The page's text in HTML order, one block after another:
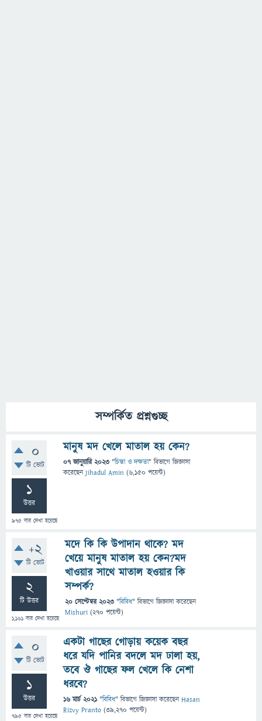
সম্পর্কিত প্রশ্নগুচ্ছ
0
টি ভোট
1
উত্তর
975 বার দেখা হয়েছে
মানুষ মদ খেলে মাতাল হয় কেন?
07 জানুয়ারি 2023 "চিন্তা ও দক্ষতা" বিভাগে জিজ্ঞাসা
করেছেনJihadul Amin (6,150 পয়েন্ট)
+2
টি ভোট
2
টি উত্তর
1,161 বার দেখা হয়েছে
মদে কি কি উপাদান থাকে? মদ
খেয়ে মানুষ মাতাল হয় কেন?মদ
খাওয়ার সাথে মাতাল হওয়ার কি
সম্পর্ক?
20 সেপ্টেম্বর 2023 "বিবিধ" বিভাগে জিজ্ঞাসাকরেছেন
Mishuri (270 পয়েন্ট)
0
টি ভোট
1
উত্তর
795 বার দেখা হয়েছে
একটা গাছের গোড়ায় কয়েক বছর
ধরে যদি পানির বদলে মদ ঢালা হয়,
তবে ঔ গাছের ফল খেলে কি নেশা
ধরবে?
16 মার্চ 2021 "বিবিধ" বিভাগে জিজ্ঞাসাকরেছেনHasan
Rizvy Pranto (39,270 পয়েন্ট)